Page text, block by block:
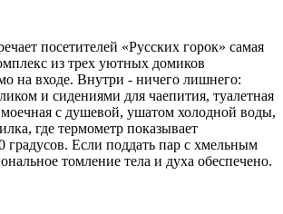
посетителей «Русских горок» самая
из трех уютных домиков
на входе. Внутри - ничего лишнего:
и сидениями для чаепития, туалетная
моечная с душевой, ушатом холодной воды,
где термометр показывает
градусов. Если поддать пар с хмельным
томление тела и духа обеспечено.